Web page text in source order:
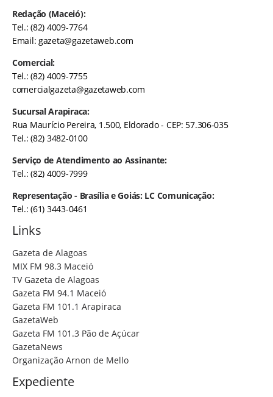
Redação (Maceió):
Tel.: (82) 4009-7764
Email:gazeta@gazetaweb.com
Comercial:
Tel.: (82) 4009-7755
comercialgazeta@gazetaweb.com
Sucursal Arapiraca:
Rua Maurício Pereira, 1.500, Eldorado - CEP: 57.306-035
Tel.: (82) 3482-0100
Serviço de Atendimento ao Assinante:
Tel.: (82) 4009-7999
Representação - Brasília e Goiás: LC Comunicação:
Tel.: (61) 3443-0461
Links
Gazeta de Alagoas
MIX FM 98.3 Maceió
TV Gazeta de Alagoas
Gazeta FM 94.1 Maceió
Gazeta FM 101.1 Arapiraca
GazetaWeb
Gazeta FM 101.3 Pão de Açúcar
GazetaNews
Organização Arnon de Mello
Expediente